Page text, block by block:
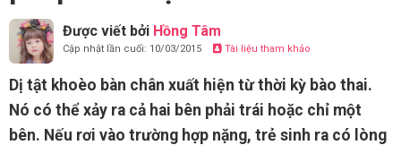
Được viết bởi Hồng Tâm
Cập nhật lần cuối: 10/03/2015 Tài liệu tham khảo
Dị tật khoèo bàn chân xuất hiện từ thời kỳ bào thai.
Nó có thể xảy ra cả hai bên phải trái hoặc chỉ một
bên. Nếu rơi vào trường hợp nặng, trẻ sinh ra có lòng